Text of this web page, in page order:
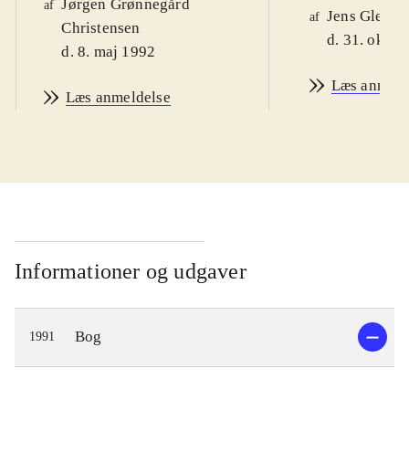
af Jørgen Grønnegård
Christensen
d. 8. maj 1992
Læs anmeldelse
af Jens
d. 31. okt.
Læs
Informationer og udgaver
1991 Bog